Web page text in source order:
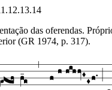
das oferendas.
(GR 1974, p. 317).